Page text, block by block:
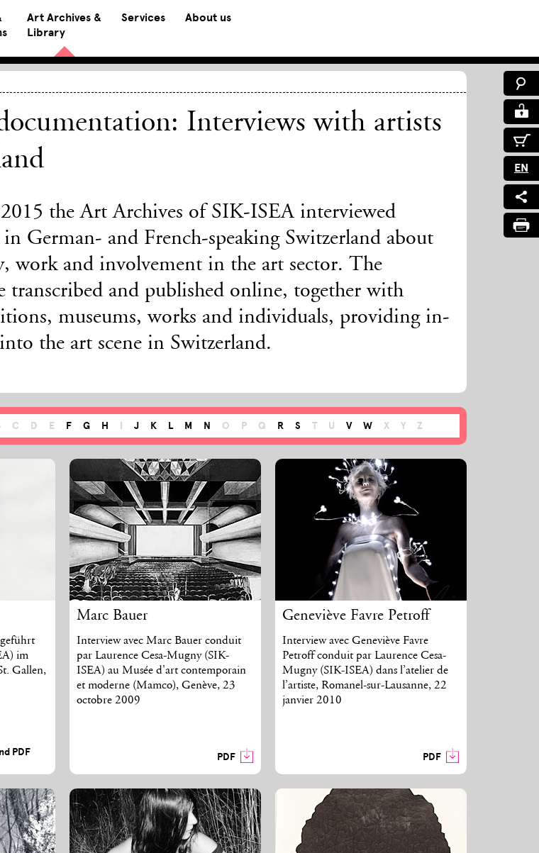
Art Archives &
Library
Services About us
EN
Interviews with artists
the Art Archives of SIK-ISEA interviewed
German- and French-speaking Switzerland about
work and involvement in the art sector. The
transcribed and published online, together with
museums, works and individuals, providing in-
the art scene in Switzerland.
C D E F G H I J K L M N O P Q R S T U V W X Y Z
im
Gallen,
PDF
Marc Bauer
Interview avec Marc Bauer conduit
par Laurence Cesa-Mugny (SIK-
ISEA) au Musée d'art contemporain
et moderne (Mamco), Genève, 23
octobre 2009
PDF
Geneviève Favre Petroff
Interview avec Geneviève Favre
Petroff conduit par Laurence Cesa-
Mugny (SIK-ISEA) dans l’atelier de
l’artiste, Romanel-sur-Lausanne, 22
janvier 2010
PDF